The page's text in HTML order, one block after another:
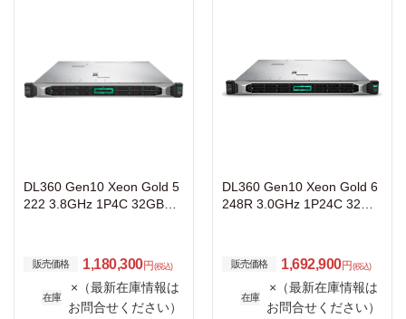
DL360 Gen10 Xeon Gold 5
222 3.8GHz 1P4C 32GBメ
源 BCM57414-SFP28 NC G
Sモデル
販売価格 1,180,300円 (税込)
在庫
×（最新在庫情報は
お問合せください）
DL360 Gen10 Xeon Gold 6
248R 3.0GHz 1P24C 32GB
M57416-T NC GSモデル
販売価格 1,692,900円 (税込)
在庫
×（最新在庫情報は
お問合せください）